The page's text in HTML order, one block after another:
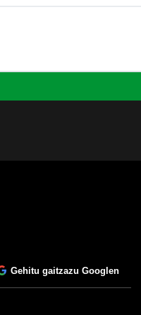
Gehitu gaitzazu Googlen